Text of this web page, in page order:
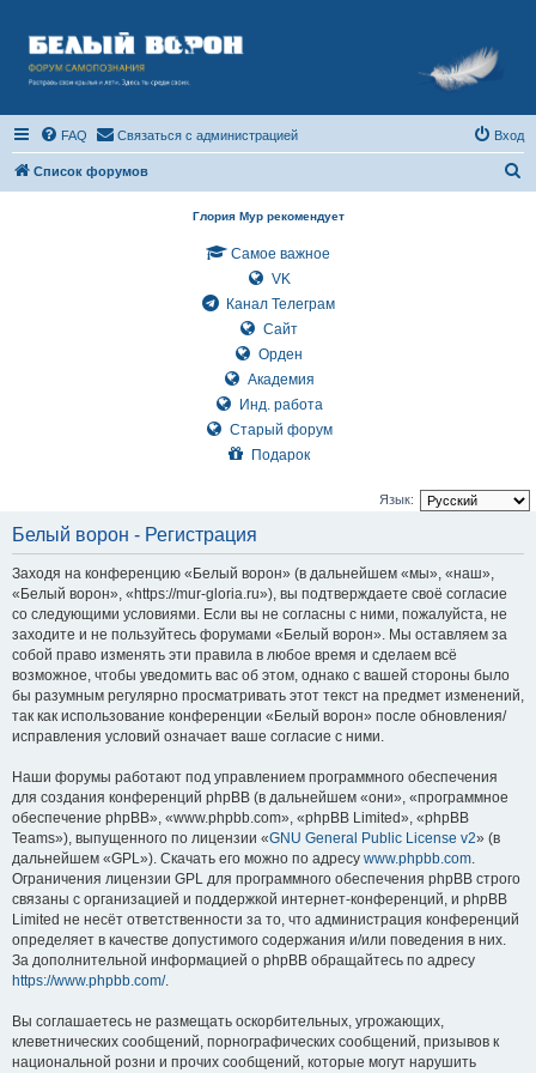
FAQ Связаться с администрацией Вход
Список форумов
Глория Мур рекомендует
Самое важное
VK
Канал Телеграм
Сайт
Орден
Академия
Инд. работа
Старый форум
Подарок
Язык:
Белый ворон - Регистрация
Заходя на конференцию «Белый ворон» (в дальнейшем «мы», «наш»,
«Белый ворон», «https://mur-gloria.ru»), вы подтверждаете своё согласие
со следующими условиями. Если вы не согласны с ними, пожалуйста, не
заходите и не пользуйтесь форумами «Белый ворон». Мы оставляем за
собой право изменять эти правила в любое время и сделаем всё
возможное, чтобы уведомить вас об этом, однако с вашей стороны было
бы разумным регулярно просматривать этот текст на предмет изменений,
так как использование конференции «Белый ворон» после обновления/
исправления условий означает ваше согласие с ними.
Наши форумы работают под управлением программного обеспечения
для создания конференций phpBB (в дальнейшем «они», «программное
обеспечение phpBB», «www.phpbb.com», «phpBB Limited», «phpBB
Teams»), выпущенного по лицензии «GNU General Public License v2» (в
дальнейшем «GPL»). Скачать его можно по адресу www.phpbb.com
Ограничения лицензии GPL для программного обеспечения phpBB строго
связаны с организацией и поддержкой интернет-конференций, и phpBB
Limited не несёт ответственности за то, что администрация конференций
определяет в качестве допустимого содержания и/или поведения в них.
За дополнительной информацией о phpBB обращайтесь по адресу
https://www.phpbb.com/.
Вы соглашаетесь не размещать оскорбительных, угрожающих,
клеветнических сообщений, порнографических сообщений, призывов к
национальной розни и прочих сообщений, которые могут нарушить